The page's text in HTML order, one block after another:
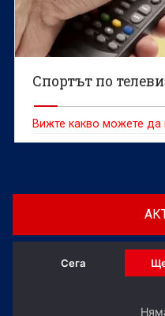
Спортът по
Вижте какво можете да
Сега